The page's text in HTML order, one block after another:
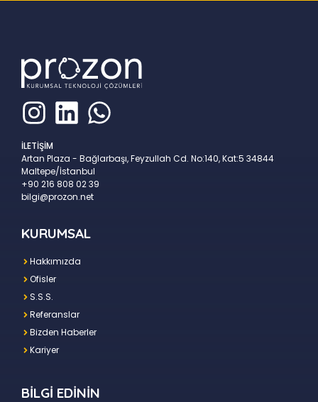
İLETİŞİM
Artan Plaza - Bağlarbaşı, Feyzullah Cd. No:140, Kat:5 34844
Maltepe/İstanbul
+90 216 808 02 39
bilgi@prozon.net
KURUMSAL
Hakkımızda
Ofisler
S.S.S.
Referanslar
Bizden Haberler
Kariyer
BİLGİ EDİNİN